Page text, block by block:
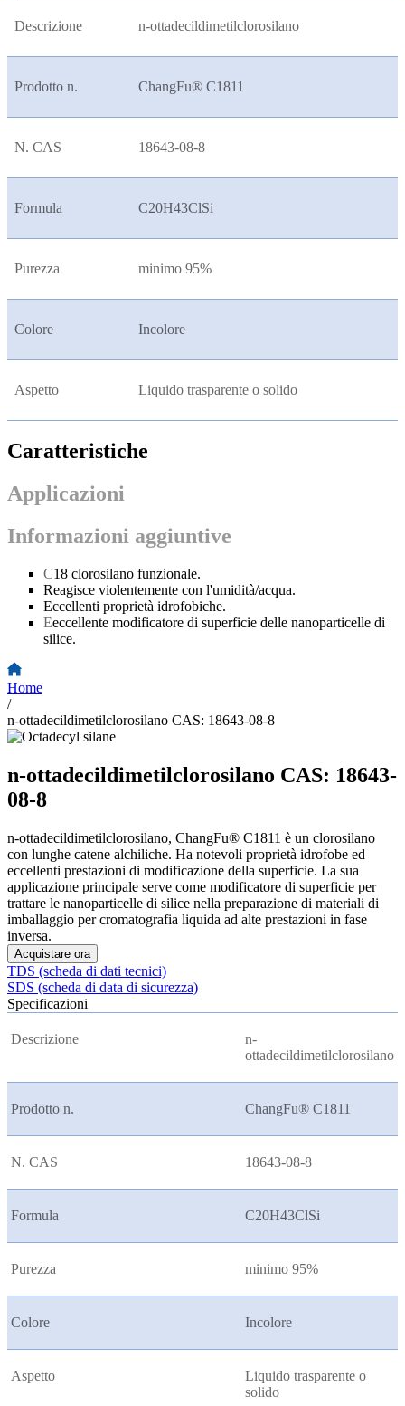
Descrizione n-ottadecildimetilclorosilano
Prodotto n. ChangFu® C1811
N. CAS 18643-08-8
Formula C20H43ClSi
Purezza minimo 95%
Colore Incolore
Aspetto Liquido trasparente o solido
Caratteristiche
Applicazioni
Informazioni aggiuntive
C18 clorosilano funzionale.
Reagisce violentemente con l'umidità/acqua.
Eccellenti proprietà idrofobiche.
Eeccellente modificatore di superficie delle nanoparticelle di
silice.
Home
/
n-ottadecildimetilclorosilano CAS: 18643-08-8
n-ottadecildimetilclorosilano CAS: 18643-
08-8
n-ottadecildimetilclorosilano, ChangFu® C1811 è un clorosilano
con lunghe catene alchiliche. Ha notevoli proprietà idrofobe ed
eccellenti prestazioni di modificazione della superficie. La sua
applicazione principale serve come modificatore di superficie per
trattare le nanoparticelle di silice nella preparazione di materiali di
imballaggio per cromatografia liquida ad alte prestazioni in fase
inversa.
Acquistare ora
TDS (scheda di dati tecnici)
SDS (scheda di data di sicurezza)
Specificazioni
Descrizione
n-
ottadecildimetilclorosilano
Prodotto n. ChangFu® C1811
N. CAS 18643-08-8
Formula C20H43ClSi
Purezza minimo 95%
Colore Incolore
Aspetto
Liquido trasparente o
solido